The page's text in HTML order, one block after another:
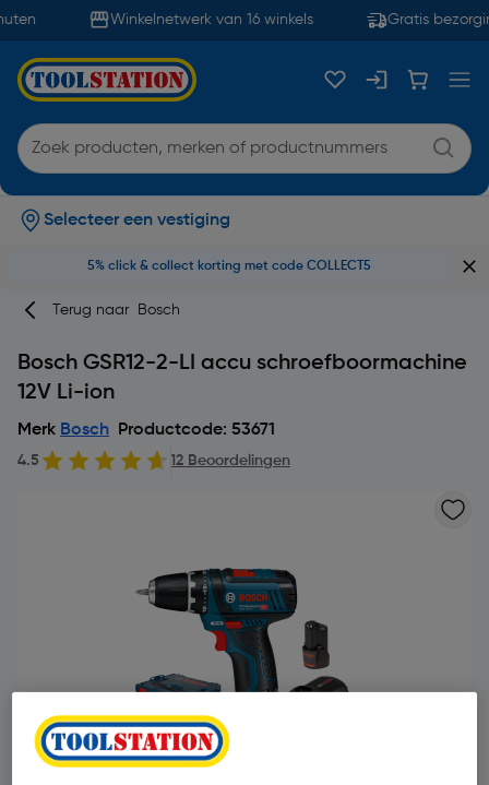
Winkelnetwerk van 16 winkels Gratis
Selecteer een vestiging
5% click & collect korting met code COLLECT5
Terug naar Bosch
Bosch GSR12-2-LI accu schroefboormachine
12V Li-ion
Merk Bosch Productcode: 53671
4.5 12 Beoordelingen